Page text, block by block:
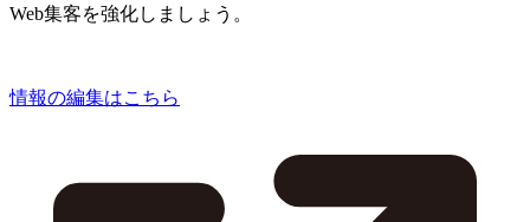
Web集客を強化しましょう。
情報の編集はこちら